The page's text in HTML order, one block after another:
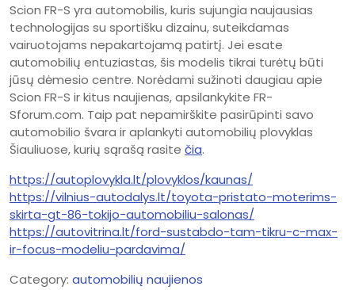
Scion FR-S yra automobilis, kuris sujungia naujausias
technologijas su sportišku dizainu, suteikdamas
vairuotojams nepakartojamą patirtį. Jei esate
automobilių entuziastas, šis modelis tikrai turėtų būti
jūsų dėmesio centre. Norėdami sužinoti daugiau apie
Scion FR-S ir kitus naujienas, apsilankykite FR-
Sforum.com. Taip pat nepamirškite pasirūpinti savo
automobilio švara ir aplankyti automobilių plovyklas
Šiauliuose, kurių sąrašą rasite čia.
https://autoplovykla.lt/plovyklos/kaunas/
https://vilnius-autodalys.lt/toyota-pristato-moterims-
skirta-gt-86-tokijo-automobiliu-salonas/
https://autovitrina.lt/ford-sustabdo-tam-tikru-c-max-
ir-focus-modeliu-pardavima/
Category: automobilių naujienos